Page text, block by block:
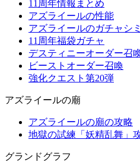
11周年情報まとめ
アズライールの性能
アズライールのガチャシ
11周年福袋ガチャ
デスティニーオーダー召
ビーストオーダー召喚
強化クエスト第20弾
アズライールの廟
アズライールの廟の攻略
地獄の試練「妖精乱舞」
グランドグラフ